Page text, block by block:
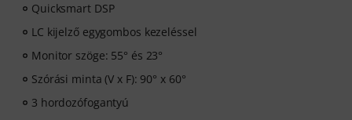
Quicksmart DSP
LC kijelző egygombos kezeléssel
Monitor szöge: 55° és 23°
Szórási minta (V x F): 90° x 60°
3 hordozófogantyú